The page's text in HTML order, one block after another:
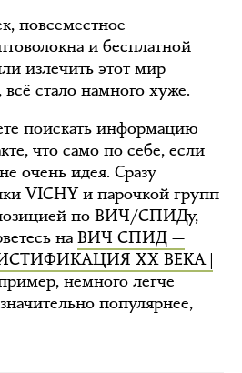
повсеместное
и бесплатной
излечить этот мир
всё стало намного хуже.
поискать информацию
что само по себе, если
очень идея. Сразу
VICHY и парочкой групп
по ВИЧ/СПИДу,
на ВИЧ СПИД —
XX ВЕКА |
немного легче
популярнее,